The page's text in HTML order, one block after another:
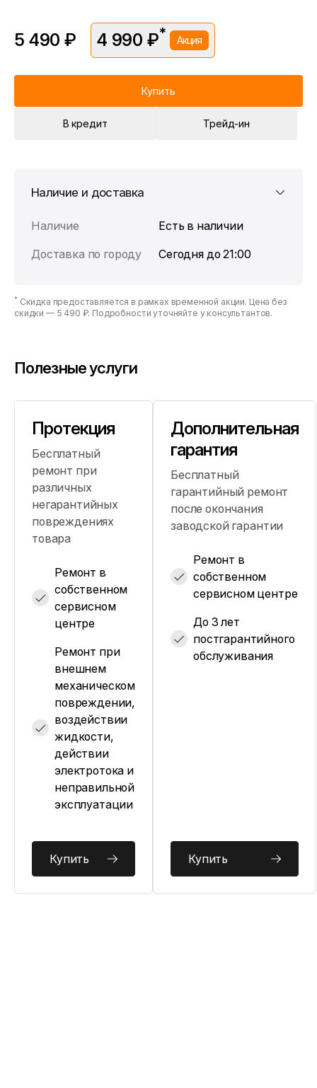
5 490 ₽ 4 990 ₽* Акция
Цена без скидки —5 490 ₽. Подробности уточняйте у
Купить
В кредит Трейд-ин
Наличие и доставка
Наличие
Есть в наличии
Доставка по городу
Сегодня до 21:00
* Скидка предоставляется в рамках временной акции. Цена без
скидки — 5 490 ₽. Подробности уточняйте у консультантов.
Полезные услуги
Протекция
Бесплатный
ремонт при
различных
негарантийных
повреждениях
товара
Ремонт в
собственном
сервисном
центре
Ремонт при
внешнем
механическом
повреждении,
воздействии
жидкости,
действии
электротока и
неправильной
эксплуатации
Купить
Дополнительная
гарантия
Бесплатный
гарантийный ремонт
после окончания
заводской гарантии
Ремонт в
собственном
сервисном центре
До 3 лет
постгарантийного
обслуживания
Купить